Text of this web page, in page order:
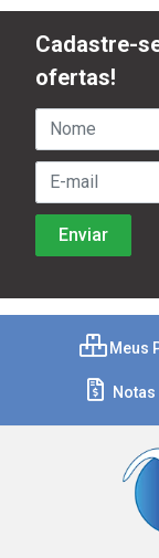
Cadastre-
ofertas!
Meus